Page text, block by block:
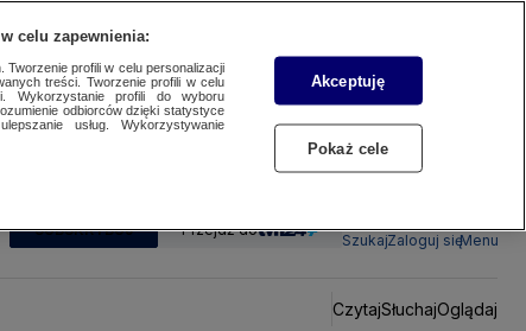
SUBSKRYBUJ Przejdź do
SzukajZaloguj sięMenu
CzytajSłuchajOglądaj
celu zapewnienia:
Tworzenie profili w celu personalizacji
treści. Tworzenie profili w celu
Wykorzystanie profili do wyboru
odbiorców dzięki statystyce
usług. Wykorzystywanie
Akceptuję
Pokaż cele